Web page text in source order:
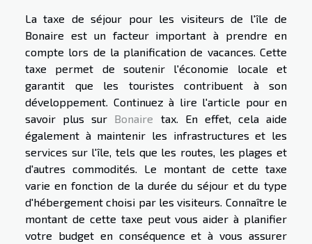
La taxe de séjour pour les visiteurs de l'île de
Bonaire est un facteur important à prendre en
compte lors de la planification de vacances. Cette
taxe permet de soutenir l'économie locale et
garantit que les touristes contribuent à son
développement. Continuez à lire l'article pour en
savoir plus sur Bonaire tax. En effet, cela aide
également à maintenir les infrastructures et les
services sur l'île, tels que les routes, les plages et
d'autres commodités. Le montant de cette taxe
varie en fonction de la durée du séjour et du type
d'hébergement choisi par les visiteurs. Connaître le
montant de cette taxe peut vous aider à planifier
votre budget en conséquence et à vous assurer